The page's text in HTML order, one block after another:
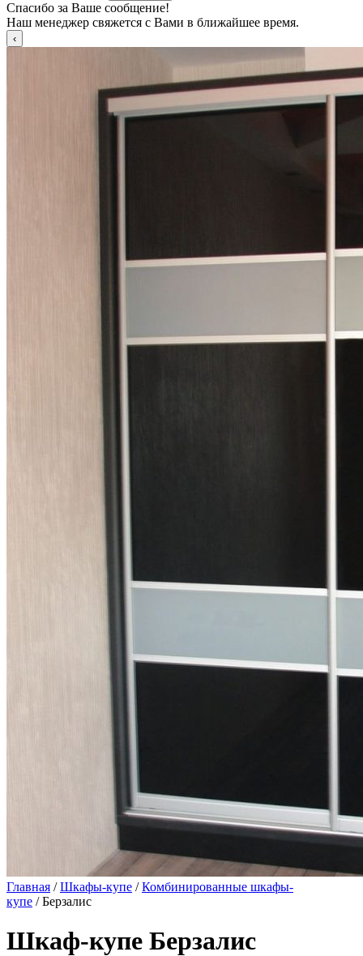
Спасибо за Ваше сообщение!
Наш менеджер свяжется с Вами в ближайшее время.
Главная /Шкафы-купе /Комбинированные шкафы-
купе / Берзалис
Шкаф-купе Берзалис